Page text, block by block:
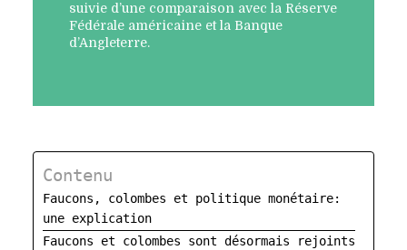
suivie d’une comparaison avec la Réserve
Fédérale américaine et la Banque
d’Angleterre.
Contenu
Faucons, colombes et politique monétaire:
une explication
Faucons et colombes sont désormais rejoints